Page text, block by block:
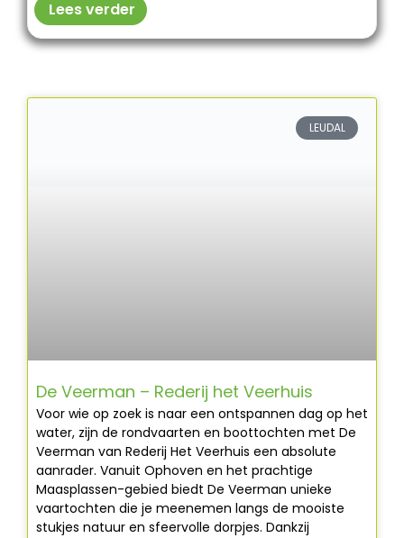
Lees verder
LEUDAL
De Veerman – Rederij het Veerhuis
Voor wie op zoek is naar een ontspannen dag op het
water, zijn de rondvaarten en boottochten met De
Veerman van Rederij Het Veerhuis een absolute
aanrader. Vanuit Ophoven en het prachtige
Maasplassen-gebied biedt De Veerman unieke
vaartochten die je meenemen langs de mooiste
stukjes natuur en sfeervolle dorpjes. Dankzij